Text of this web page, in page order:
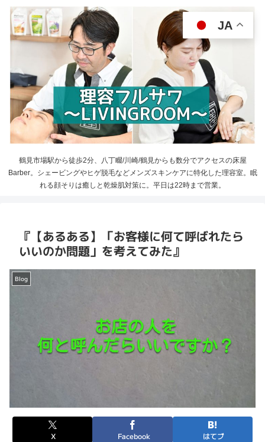
鶴見市場駅から徒歩2分、八丁畷/川崎/鶴見からも数分でアクセスの床屋
Barber。シェービングやヒゲ脱毛などメンズスキンケアに特化した理容室。眠
れる顔そりは癒しと乾燥肌対策に。平日は22時まで営業。
『【あるある】「お客様に何て呼ばれたら
いいのか問題」を考えてみた』
Blog
X Facebook はてブ
JA